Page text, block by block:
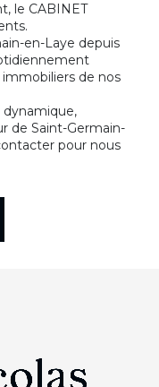
le CABINET
en-Laye depuis
de nos
dynamique,
de Saint-Germain-
pour nous